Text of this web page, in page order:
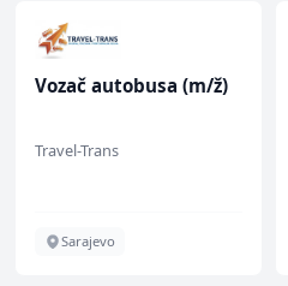
Vozač autobusa (m/ž)
Travel-Trans
Sarajevo